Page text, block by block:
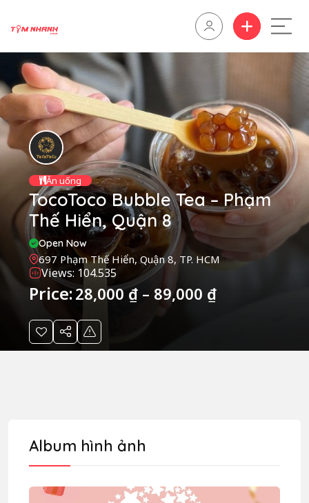
Ăn uống
TocoToco Bubble Tea – Phạm
Thế Hiển, Quận 8
Open Now
697 Phạm Thế Hiển, Quận 8, TP. HCM
Views: 104.535
Price:28,000₫ – 89,000 ₫
Album hình ảnh